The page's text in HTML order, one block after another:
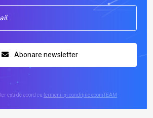
Abonare newsletter
ești de acord cu termenii și condițiile ecomTEAM